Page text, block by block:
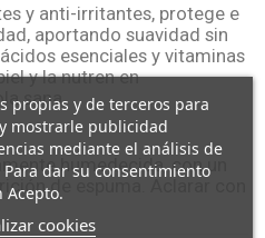
y anti-irritantes, protege e
aportando suavidad sin
esenciales y vitaminas
y la nutren en
sana.
humedecida, con un
de espuma. Aclarar con
propias y de terceros para
mostrarle publicidad
mediante el análisis de
dar su consentimiento
Acepto.
cookies